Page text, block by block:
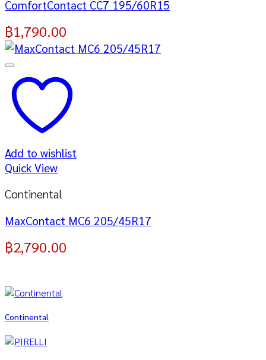
ComfortContact CC7 195/60R15
฿1,790.00
Add to wishlist
Quick View
Continental
MaxContact MC6 205/45R17
฿2,790.00
Continental